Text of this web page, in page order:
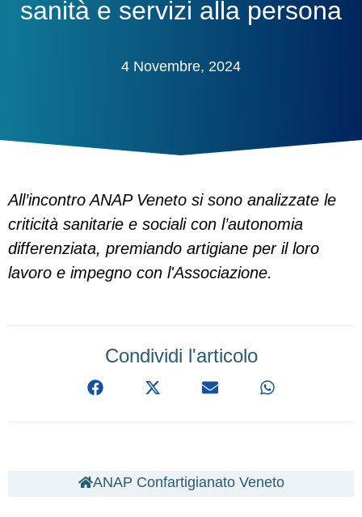
sanità e servizi alla persona
4 Novembre, 2024
All’incontro ANAP Veneto si sono analizzate le
criticità sanitarie e sociali con l’autonomia
differenziata, premiando artigiane per il loro
lavoro e impegno con l'Associazione.
Condividi l'articolo
ANAP Confartigianato Veneto